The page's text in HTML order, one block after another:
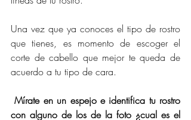
Una vez que ya conoces el tipo de rostro
que tienes, es momento de escoger el
corte de cabello que mejor te queda de
acuerdo a tu tipo de cara.
Mírate en un espejo e identifica tu rostro
con alguno de los de la foto ¿cual es el